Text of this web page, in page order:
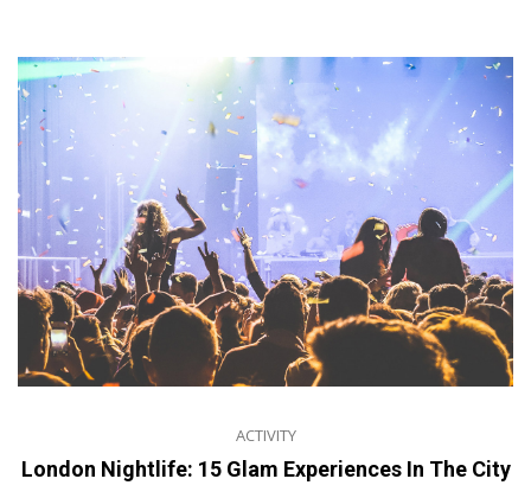
ACTIVITY
London Nightlife: 15 Glam Experiences In The City